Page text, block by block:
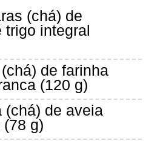
(chá) de
trigo integral
de farinha
(120 g)
de aveia
g)